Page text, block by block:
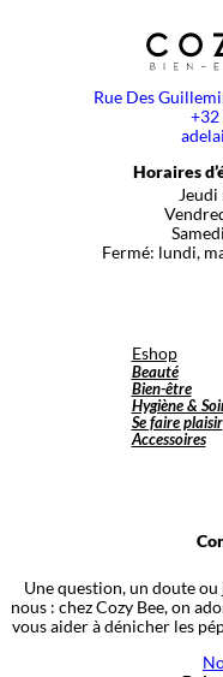
Rue Des
+32
Horaires
Fermé: lundi,
Eshop
Beauté
Bien-être
Hygiène &
Se faire plaisir
Accessoires
Une question, un doute ou
nous : chez Cozy Bee, on
vous aider à dénicher les